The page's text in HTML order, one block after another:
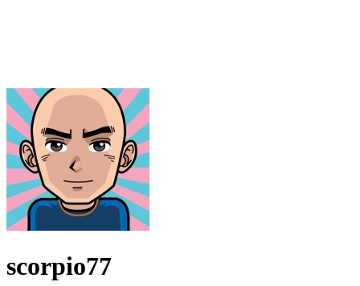
scorpio77